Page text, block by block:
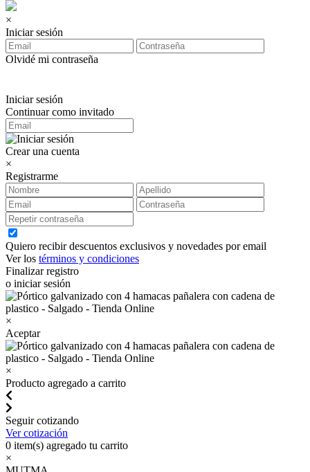
×
Iniciar sesión
Olvidé mi contraseña
Iniciar sesión
Continuar como invitado
Crear una cuenta
×
Registrarme
Quiero recibir descuentos exclusivos y novedades por email
Ver los términos y condiciones
Finalizar registro
o iniciar sesión
×
Aceptar
×
Producto agregado a carrito
Seguir cotizando
Ver cotización
0 item(s) agregado tu carrito
×